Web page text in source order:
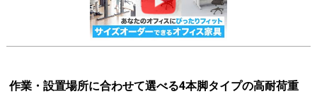
作業・設置場所に合わせて選べる4本脚タイプの高耐荷重